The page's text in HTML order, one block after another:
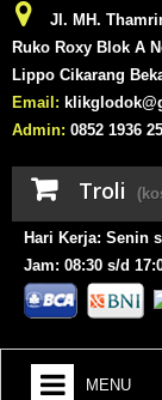
Jl. MH.
Ruko Roxy Blok A
Lippo Cikarang
Email:
Admin: 0852 1936
Troli
Hari Kerja: Senin
Jam: 08:30 s/d
MENU